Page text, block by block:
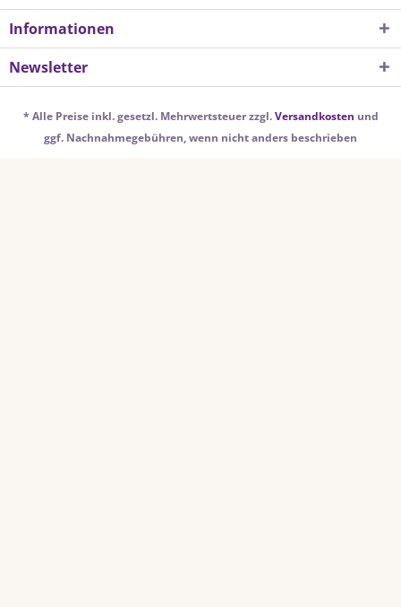
Informationen
Newsletter
* Alle Preise inkl. gesetzl. Mehrwertsteuer zzgl.Versandkosten und
ggf. Nachnahmegebühren, wenn nicht anders beschrieben